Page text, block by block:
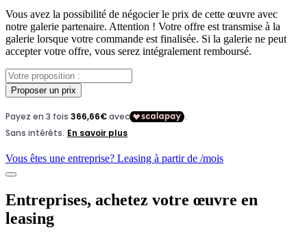
Vous avez la possibilité de négocier le prix de cette œuvre avec
notre galerie partenaire. Attention ! Votre offre est transmise à la
galerie lorsque votre commande est finalisée. Si la galerie ne peut
accepter votre offre, vous serez intégralement remboursé.
Proposer un prix
Vous êtes une entreprise? Leasing à partir de /mois
Entreprises, achetez votre œuvre en
leasing